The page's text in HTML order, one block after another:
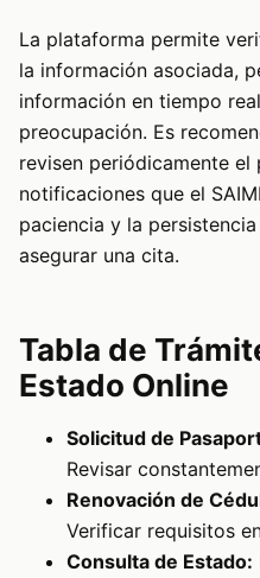
La plataforma permite
la información asociada,
información en tiempo
preocupación. Es
revisen periódicamente
notificaciones que el
paciencia y la
asegurar una cita.
Tabla de
Estado Online
Solicitud de
Revisar
Renovación de
Verificar requisitos
Consulta de Estado: